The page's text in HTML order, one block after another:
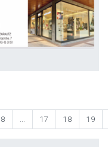
8 ... 17 18 19